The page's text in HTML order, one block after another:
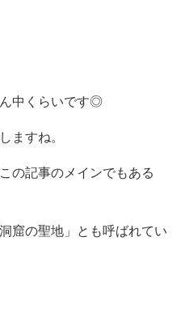
中くらいです◎
ますね。
の記事のメインでもある
窟の聖地」とも呼ばれてい